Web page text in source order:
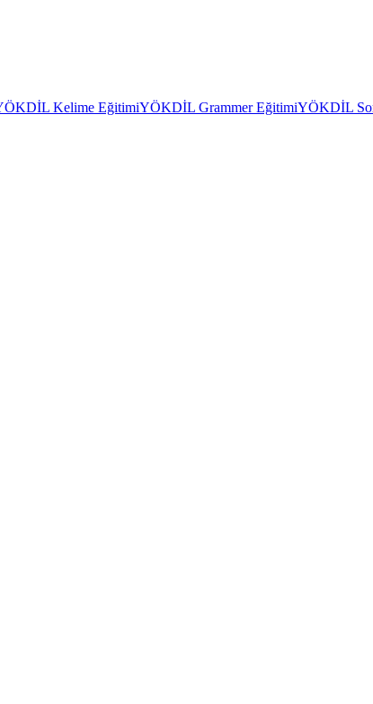
Kelime EğitimiYÖKDİL Grammer EğitimiYÖKDİL